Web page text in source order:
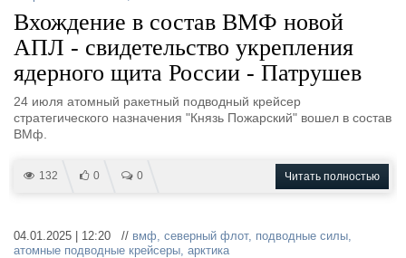
Вхождение в состав ВМФ новой
АПЛ - свидетельство укрепления
ядерного щита России - Патрушев
24 июля атомный ракетный подводный крейсер
стратегического назначения "Князь Пожарский" вошел в состав
ВМф.
132 0 0 Читать полностью
04.01.2025 | 12:20 // вмф, северный флот, подводные силы,
атомные подводные крейсеры, арктика